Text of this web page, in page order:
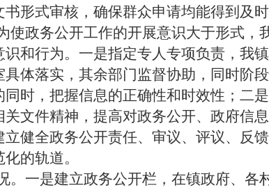
形式审核，确保群众申请均能得到及
使政务公开工作的开展意识大于形式，
和行为。一是指定专人专项负责，我
具体落实，其余部门监督协助，同时阶
时，把握信息的正确性和时效性；二
文件精神，提高对政务公开、政府信
健全政务公开责任、审议、评议、反
的轨道。
。 一是建立政务公开栏，在镇政府、各